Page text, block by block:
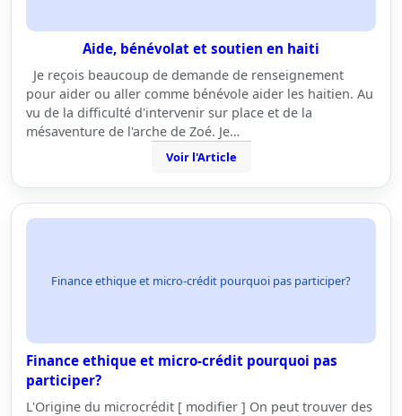
Aide, bénévolat et soutien en haiti
Je reçois beaucoup de demande de renseignement
pour aider ou aller comme bénévole aider les haitien. Au
vu de la difficulté d'intervenir sur place et de la
mésaventure de l'arche de Zoé. Je…
Voir l'Article
Finance ethique et micro-crédit pourquoi pas participer?
Finance ethique et micro-crédit pourquoi pas
participer?
L'Origine du microcrédit [ modifier ] On peut trouver des